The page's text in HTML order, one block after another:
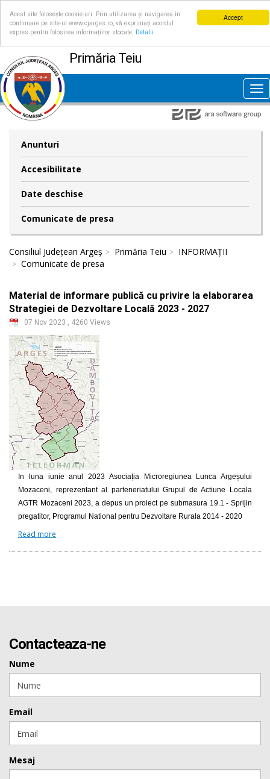
Accept
Acest site folosește cookie-uri. Prin utilizarea și navigarea în
continuare pe site-ul www.cjarges.ro, vă exprimați acordul
expres pentru folosirea informațiilor stocate.
Detalii
Primăria Teiu
Anunturi
Accesibilitate
Date deschise
Comunicate de presa
Consiliul Județean Argeș Primăria Teiu
INFORMAȚII
Comunicate de presa
Material de informare publică cu privire la elaborarea
Strategiei de Dezvoltare Locală 2023 - 2027
07 Nov 2023 , 4260 Views
In luna iunie anul 2023 Asociația Microregiunea Lunca Argeșului
Mozaceni, reprezentant al parteneriatului Grupul de Actiune Locala
AGTR Mozaceni 2023, a depus un proiect pe submasura 19.1 - Sprijin
pregatitor, Programul National pentru Dezvoltare Rurala 2014 - 2020
Read more
Contacteaza-ne
Nume
Email
Mesaj